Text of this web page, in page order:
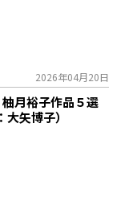
2026年04月20日
月裕子作品５選
矢博子）